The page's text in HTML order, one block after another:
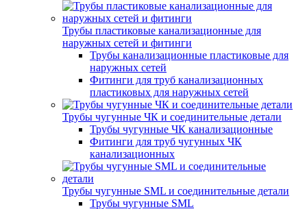
Трубы пластиковые канализационные для
наружных сетей и фитинги
Трубы канализационные пластиковые для
наружных сетей
Фитинги для труб канализационных
пластиковых для наружных сетей
Трубы чугунные ЧК и соединительные детали
Трубы чугунные ЧК канализационные
Фитинги для труб чугунных ЧК
канализационных
Трубы чугунные SML и соединительные детали
Трубы чугунные SML